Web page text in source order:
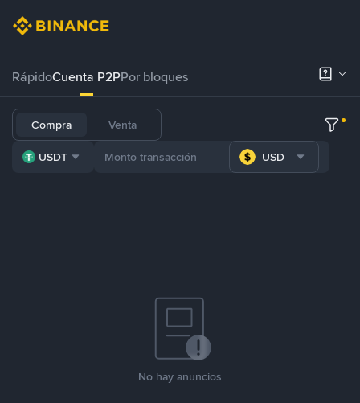
RápidoCuenta P2PPor bloques
Compra Venta
USDT USD
No hay anuncios